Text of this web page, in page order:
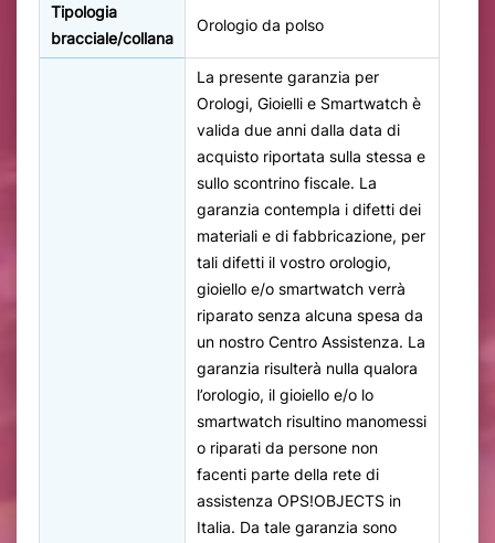
Tipologia
bracciale/collana
Orologio da polso
La presente garanzia per
Orologi, Gioielli e Smartwatch è
valida due anni dalla data di
acquisto riportata sulla stessa e
sullo scontrino fiscale. La
garanzia contempla i difetti dei
materiali e di fabbricazione, per
tali difetti il vostro orologio,
gioiello e/o smartwatch verrà
riparato senza alcuna spesa da
un nostro Centro Assistenza. La
garanzia risulterà nulla qualora
l’orologio, il gioiello e/o lo
smartwatch risultino manomessi
o riparati da persone non
facenti parte della rete di
assistenza OPS!OBJECTS in
Italia. Da tale garanzia sono